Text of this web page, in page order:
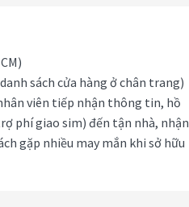
sách cửa hàng ở chân trang)
viên tiếp nhận thông tin, hồ
phí giao sim) đến tận nhà, nhận
gặp nhiều may mắn khi sở hữu